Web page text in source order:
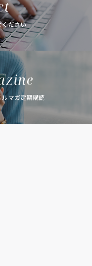
ください
ルマガ定期購読